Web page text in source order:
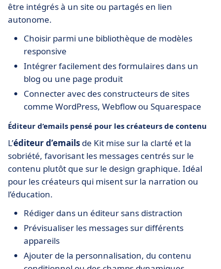
être intégrés à un site ou partagés en lien
autonome.
Choisir parmi une bibliothèque de modèles
responsive
Intégrer facilement des formulaires dans un
blog ou une page produit
Connecter avec des constructeurs de sites
comme WordPress, Webflow ou Squarespace
Éditeur d’emails pensé pour les créateurs de contenu
L’éditeur d’emails de Kit mise sur la clarté et la
sobriété, favorisant les messages centrés sur le
contenu plutôt que sur le design graphique. Idéal
pour les créateurs qui misent sur la narration ou
l’éducation.
Rédiger dans un éditeur sans distraction
Prévisualiser les messages sur différents
appareils
Ajouter de la personnalisation, du contenu